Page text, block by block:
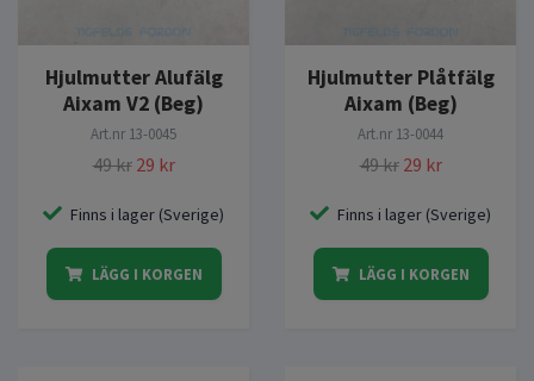
Hjulmutter Alufälg
Aixam V2 (Beg)
Art.nr 13-0045
49 kr 29 kr
Finns i lager (Sverige)
LÄGG I KORGEN
Hjulmutter Plåtfälg
Aixam (Beg)
Art.nr 13-0044
49 kr 29 kr
Finns i lager (Sverige)
LÄGG I KORGEN